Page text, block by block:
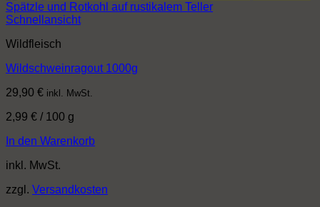
Schnellansicht
Wildfleisch
Wildschweinragout 1000g
29,90 € inkl. MwSt.
2,99 € / 100 g
In den Warenkorb
inkl. MwSt.
zzgl. Versandkosten